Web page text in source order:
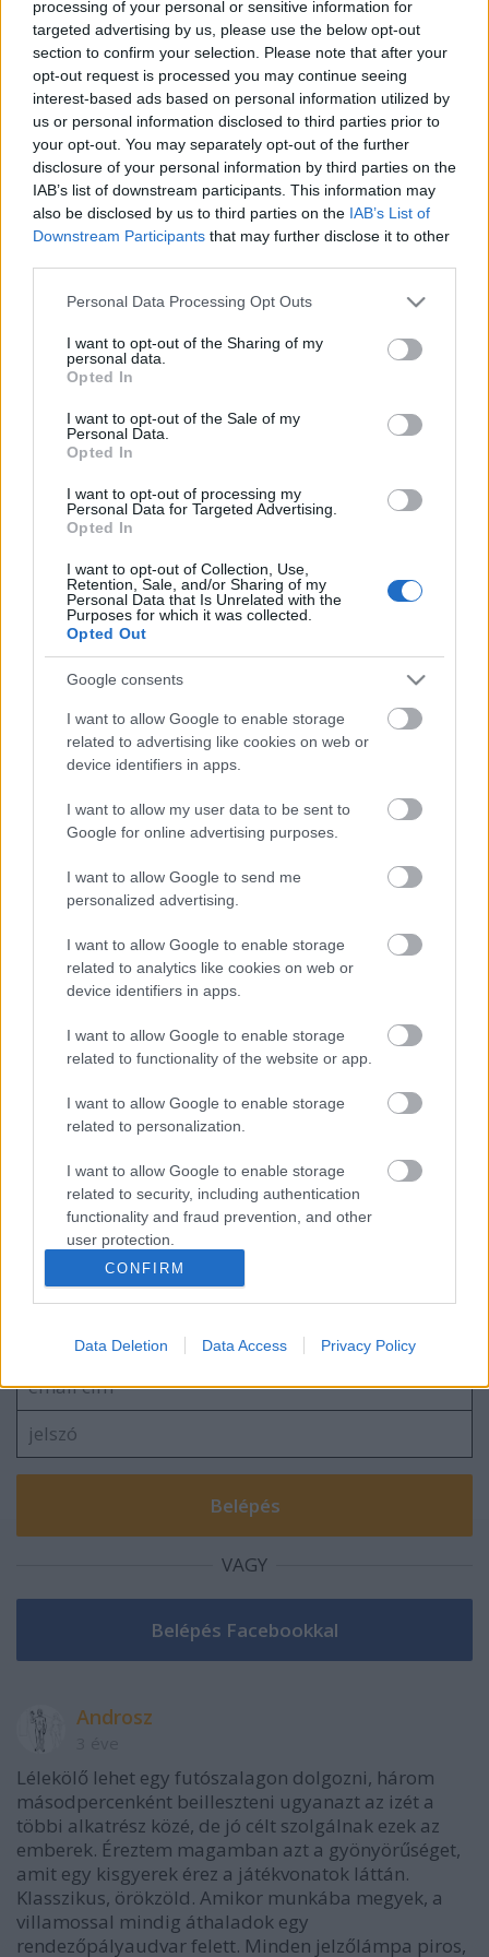
processing of your personal or sensitive information for
targeted advertising by us, please use the below opt-out
section to confirm your selection. Please note that after your
opt-out request is processed you may continue seeing
interest-based ads based on personal information utilized by
us or personal information disclosed to third parties prior to
your opt-out. You may separately opt-out of the further
disclosure of your personal information by third parties on the
IAB’s list of downstream participants. This information may
also be disclosed by us to third parties on the IAB’s List of
Downstream Participants that may further disclose it to other
Please note that this website/app uses one or more Google
not limited to your visit or usage behaviour. You may click to
grant or deny consent to Google and its third-party tags to
use your data for below specified purposes in below Google
consent section.
Personal Data Processing Opt Outs
I want to opt-out of the Sharing of my
personal data.
Opted In
I want to opt-out of the Sale of my
Personal Data.
Opted In
I want to opt-out of processing my
Personal Data for Targeted Advertising.
Opted In
I want to opt-out of Collection, Use,
Retention, Sale, and/or Sharing of my
Personal Data that Is Unrelated with the
Purposes for which it was collected.
Opted Out
Google consents
I want to allow Google to enable storage
related to advertising like cookies on web or
device identifiers in apps.
I want to allow my user data to be sent to
Google for online advertising purposes.
I want to allow Google to send me
personalized advertising.
I want to allow Google to enable storage
related to analytics like cookies on web or
device identifiers in apps.
I want to allow Google to enable storage
related to functionality of the website or app.
I want to allow Google to enable storage
related to personalization.
I want to allow Google to enable storage
related to security, including authentication
functionality and fraud prevention, and other
user protection.
CONFIRM
Data Deletion Data Access Privacy Policy
factory antik gyárlátogatás spiel régiség lionel
játék múzeum
régi játék vintage toy
Ajánlott bejegyzések:
Heti TOP5 - Ami érdekelhet benneteket
2026.32.hét
Amit a TV-ben néztünk - Alfa Holdbázis
II/15
Dragon Busters az érdekes társasjáték
Heti TOP5 - Ami érdekelhet benneteket
2026.29.hét
Szovjet nosztalgia - Belebeji
„Avtonormal” Gépgyár
Szólj hozzá!
A hozzászóláshoz be kell lépned!
VAGY
Androsz
Lélekölő lehet egy futószalagon dolgozni, három
másodpercenként beilleszteni ugyanazt az izét a
többi alkatrész közé, de jó célt szolgálnak ezek az
emberek. Éreztem magamban azt a gyönyörűséget,
amit egy kisgyerek érez a játékvonatok láttán.
Klasszikus, örökzöld. Amikor munkába megyek, a
villamossal mindig áthaladok egy
rendezőpályaudvar felett. Minden jelzőlámpa piros,